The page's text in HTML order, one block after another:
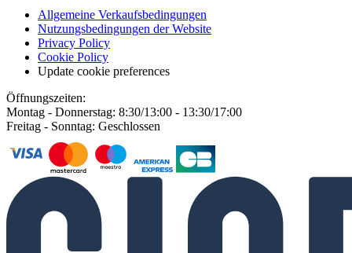
Allgemeine Verkaufsbedingungen
Nutzungsbedingungen der Website
Privacy Policy
Cookie Policy
Update cookie preferences
Öffnungszeiten:
Montag - Donnerstag: 8:30/13:00 - 13:30/17:00
Freitag - Sonntag: Geschlossen